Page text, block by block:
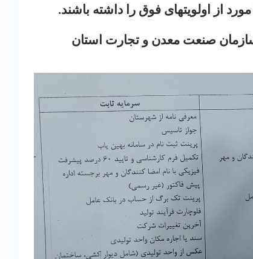
.
صنعت معدن و تجارت استان